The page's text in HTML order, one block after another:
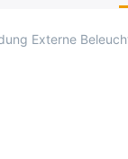
Externe